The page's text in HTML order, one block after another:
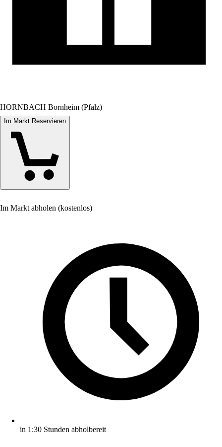
HORNBACH Bornheim (Pfalz)
Im Markt Reservieren
Im Markt abholen (kostenlos)
in 1:30 Stunden abholbereit